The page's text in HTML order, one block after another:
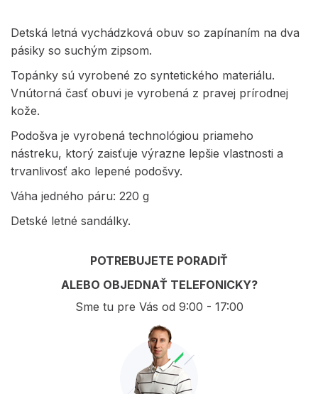
Detská letná vychádzková obuv so zapínaním na dva
pásiky so suchým zipsom.
Topánky sú vyrobené zo syntetického materiálu.
Vnútorná časť obuvi je vyrobená z pravej prírodnej
kože.
Podošva je vyrobená technológiou priameho
nástreku, ktorý zaisťuje výrazne lepšie vlastnosti a
trvanlivosť ako lepené podošvy.
Váha jedného páru: 220 g
Detské letné sandálky.
POTREBUJETE PORADIŤ
ALEBO OBJEDNAŤ TELEFONICKY?
Sme tu pre Vás od 9:00 - 17:00